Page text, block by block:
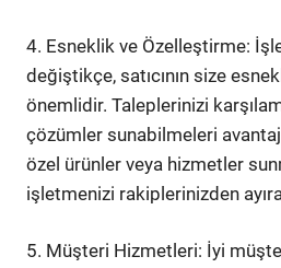
4. Esneklik ve Özelleştirme:
değiştikçe, satıcının size
önemlidir. Taleplerinizi
çözümler sunabilmeleri
özel ürünler veya hizmetler
işletmenizi rakiplerinizden
5. Müşteri Hizmetleri: İyi